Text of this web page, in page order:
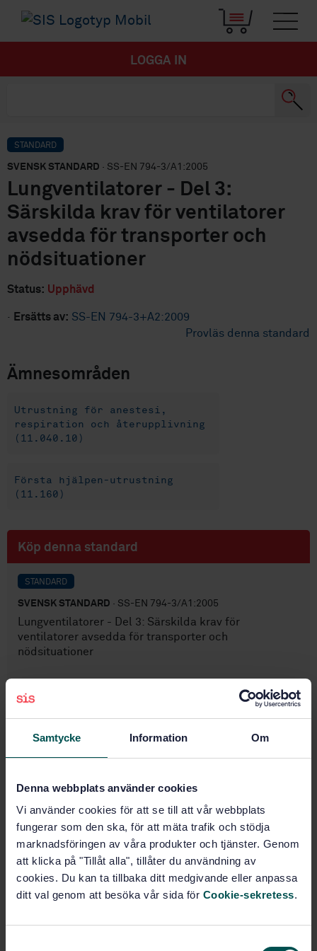
Samtycke Information Om
Denna webbplats använder cookies
Vi använder cookies för att se till att vår webbplats
fungerar som den ska, för att mäta trafik och stödja
marknadsföringen av våra produkter och tjänster. Genom
att klicka på "Tillåt alla", tillåter du användning av
cookies. Du kan ta tillbaka ditt medgivande eller anpassa
ditt val genom att besöka vår sida för Cookie-sekretess.
LOGGA IN
STANDARD
SVENSK STANDARD · SS-EN 794-3/A1:2005
Lungventilatorer - Del 3:
Särskilda krav för ventilatorer
avsedda för transporter och
nödsituationer
Status: Upphävd
· Ersätts av: SS-EN 794-3+A2:2009
Provläs denna standard
Ämnesområden
Utrustning för anestesi,
respiration och återupplivning
(11.040.10)
Första hjälpen-utrustning
(11.160)
Köp denna standard
STANDARD
SVENSK STANDARD · SS-EN 794-3/A1:2005
Lungventilatorer - Del 3: Särskilda krav för
ventilatorer avsedda för transporter och
nödsituationer
Pris:543 SEK
PDF
Lägg i varukorgen
Produktinformation
Språk: Engelska
Framtagen av:
Anestesi- och
respiratorutrustning, SIS/TK 329